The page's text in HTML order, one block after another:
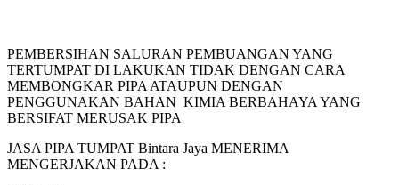
PEMBERSIHAN SALURAN PEMBUANGAN YANG
TERTUMPAT DI LAKUKAN TIDAK DENGAN CARA
MEMBONGKAR PIPA ATAUPUN DENGAN
PENGGUNAKAN BAHAN KIMIA BERBAHAYA YANG
BERSIFAT MERUSAK PIPA
JASA PIPA TUMPAT Bintara Jaya MENERIMA
MENGERJAKAN PADA :